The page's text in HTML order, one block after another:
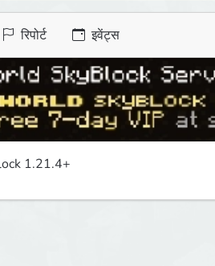
रिपोर्ट इवेंट्स
1.21.4+